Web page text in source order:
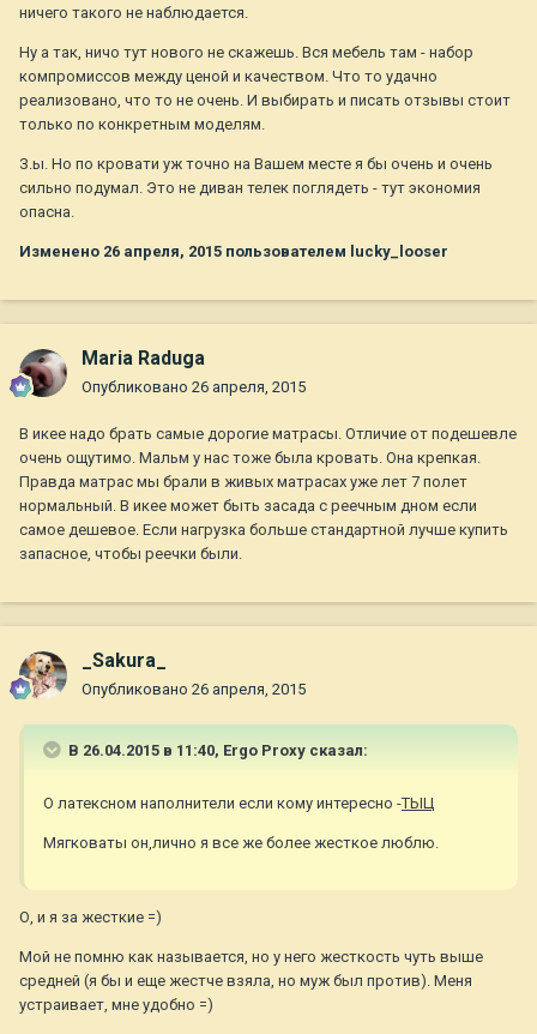
ничего такого не наблюдается.
Ну а так, ничо тут нового не скажешь. Вся мебель там - набор
компромиссов между ценой и качеством. Что то удачно
реализовано, что то не очень. И выбирать и писать отзывы стоит
только по конкретным моделям.
З.ы. Но по кровати уж точно на Вашем месте я бы очень и очень
сильно подумал. Это не диван телек поглядеть - тут экономия
опасна.
Изменено 26 апреля, 2015 пользователем lucky_looser
Maria Raduga
Опубликовано 26 апреля, 2015
В икее надо брать самые дорогие матрасы. Отличие от подешевле
очень ощутимо. Мальм у нас тоже была кровать. Она крепкая.
Правда матрас мы брали в живых матрасах уже лет 7 полет
нормальный. В икее может быть засада с реечным дном если
самое дешевое. Если нагрузка больше стандартной лучше купить
запасное, чтобы реечки были.
_Sakura_
Опубликовано 26 апреля, 2015
В 26.04.2015 в 11:40, Ergo Proxy сказал:
О латексном наполнители если кому интересно -ТЫЦ
Мягковаты он,лично я все же более жесткое люблю.
О, и я за жесткие =)
Мой не помню как называется, но у него жесткость чуть выше
средней (я бы и еще жестче взяла, но муж был против). Меня
устраивает, мне удобно =)